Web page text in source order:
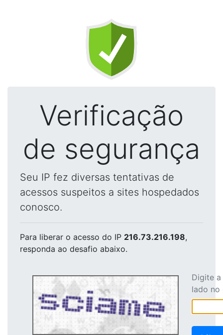
Verificação
de segurança
Seu IP fez diversas tentativas de
acessos suspeitos a sites hospedados
conosco.
Para liberar o acesso do IP 216.73.216.198,
responda ao desafio abaixo.
Digite
lado no